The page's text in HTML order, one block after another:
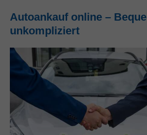
Autoankauf online –
unkompliziert